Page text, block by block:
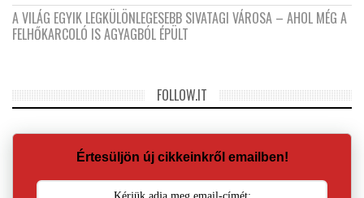
A VILÁG EGYIK LEGKÜLÖNLEGESEBB SIVATAGI VÁROSA – AHOL MÉG A
FELHŐKARCOLÓ IS AGYAGBÓL ÉPÜLT
FOLLOW.IT
Értesüljön új cikkeinkről emailben!